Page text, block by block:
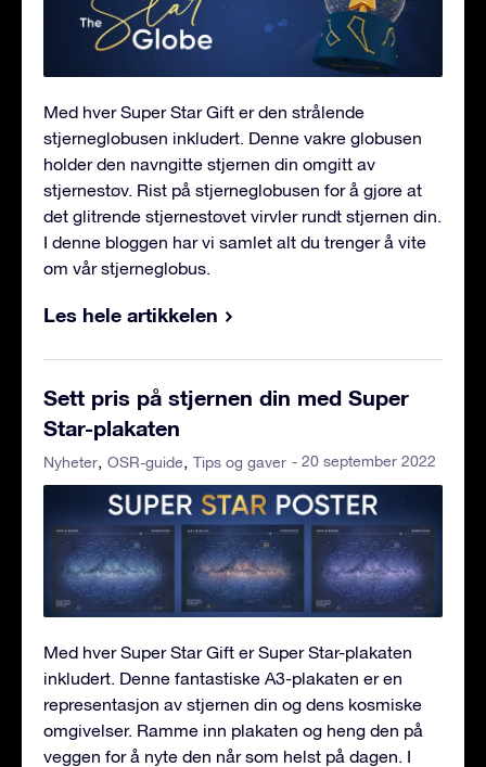
Med hver Super Star Gift er den strålende
stjerneglobusen inkludert. Denne vakre globusen
holder den navngitte stjernen din omgitt av
stjernestøv. Rist på stjerneglobusen for å gjøre at
det glitrende stjernestøvet virvler rundt stjernen din.
I denne bloggen har vi samlet alt du trenger å vite
om vår stjerneglobus.
Les hele artikkelen
Sett pris på stjernen din med Super
Star-plakaten
Nyheter OSR-guide Tips og gaver - 20 september 2022
Med hver Super Star Gift er Super Star-plakaten
inkludert. Denne fantastiske A3-plakaten er en
representasjon av stjernen din og dens kosmiske
omgivelser. Ramme inn plakaten og heng den på
veggen for å nyte den når som helst på dagen. I